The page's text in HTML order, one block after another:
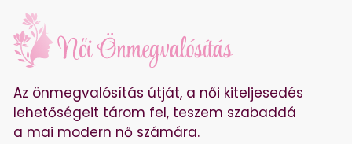
Az önmegvalósítás útját, a női kiteljesedés
lehetőségeit tárom fel, teszem szabaddá
a mai modern nő számára.